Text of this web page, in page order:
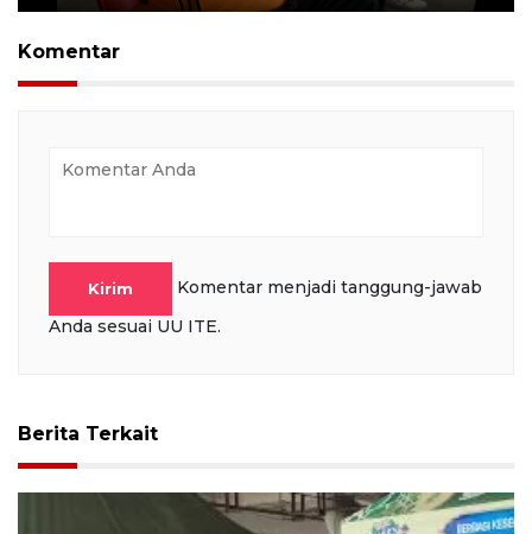
Play Mute Settings
PIP
Komentar
Kirim
Komentar menjadi tanggung-jawab
Anda sesuai UU ITE.
Berita Terkait